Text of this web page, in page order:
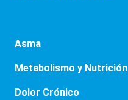
Asma
Metabolismo y Nutrición
Dolor Crónico